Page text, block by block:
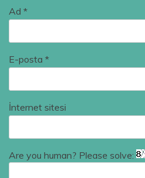
Ad *
E-posta *
İnternet sitesi
Are you human? Please solve: